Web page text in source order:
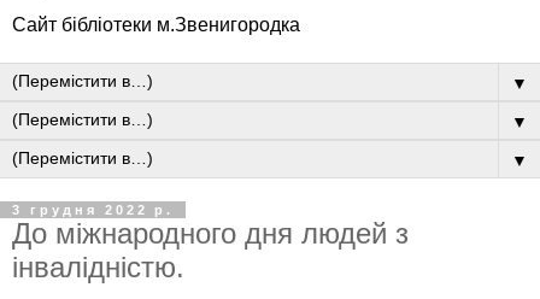
Сайт бібліотеки м.Звенигородка
▼
▼
▼
3 грудня 2022 р.
До міжнародного дня людей з
інвалідністю.